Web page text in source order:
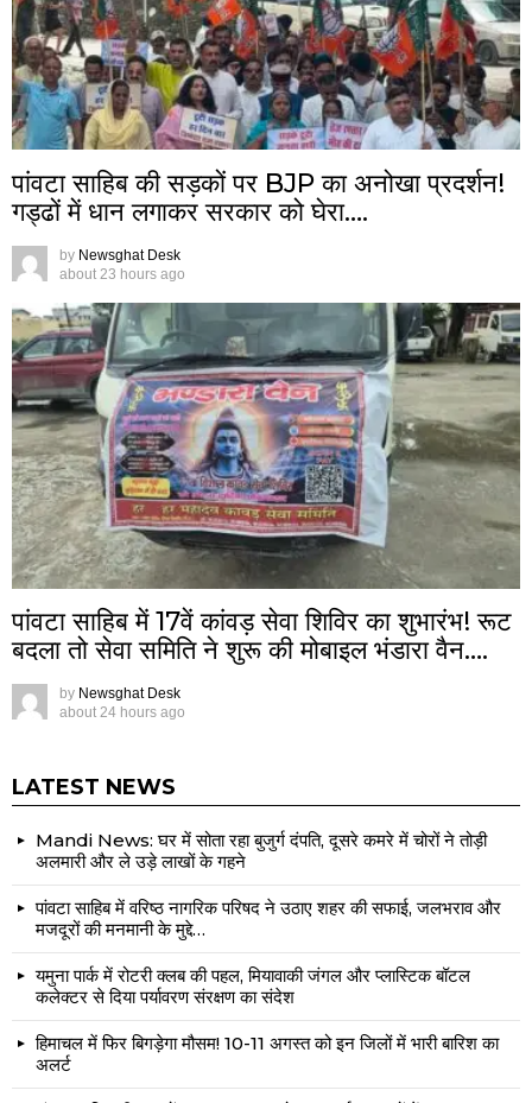
पांवटा साहिब की सड़कों पर BJP का अनोखा प्रदर्शन!
गड्ढों में धान लगाकर सरकार को घेरा….
by Newsghat Desk
about 23 hours ago
पांवटा साहिब में 17वें कांवड़ सेवा शिविर का शुभारंभ! रूट
बदला तो सेवा समिति ने शुरू की मोबाइल भंडारा वैन….
by Newsghat Desk
about 24 hours ago
LATEST NEWS
Mandi News: घर में सोता रहा बुजुर्ग दंपति, दूसरे कमरे में चोरों ने तोड़ी
अलमारी और ले उड़े लाखों के गहने
पांवटा साहिब में वरिष्ठ नागरिक परिषद ने उठाए शहर की सफाई, जलभराव और
मजदूरों की मनमानी के मुद्दे…
यमुना पार्क में रोटरी क्लब की पहल, मियावाकी जंगल और प्लास्टिक बॉटल
कलेक्टर से दिया पर्यावरण संरक्षण का संदेश
हिमाचल में फिर बिगड़ेगा मौसम! 10-11 अगस्त को इन जिलों में भारी बारिश का
अलर्ट